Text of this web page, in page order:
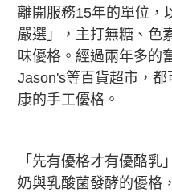
離開服務15年的單位，
嚴選」，主打無糖、色
味優格。經過兩年多的
Jason's等百貨超市，
康的手工優格。
「先有優格才有優酪
奶與乳酸菌發酵的優格